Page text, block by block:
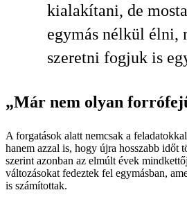
kialakítani, de
egymás nélkül élni,
szeretni fogjuk is
„Már nem olyan
A forgatások alatt nemcsak a
hanem azzal is, hogy újra hosszabb időt
szerint azonban az elmúlt évek
változásokat fedeztek fel egymásban,
is számítottak.